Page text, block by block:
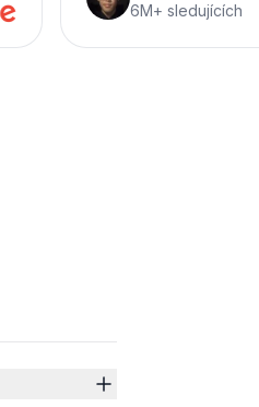
6M+ sledujících